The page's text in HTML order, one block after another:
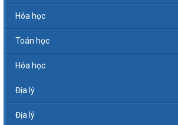
Hóa học
Toán học
Hóa học
Địa lý
Địa lý